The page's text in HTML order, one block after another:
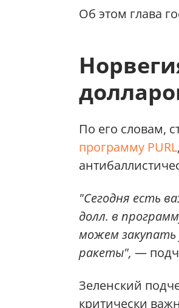
Об этом глава
По его словам,
программу PURL
"Сегодня есть
долл. в
можем
ракеты", —
Зеленский
критически